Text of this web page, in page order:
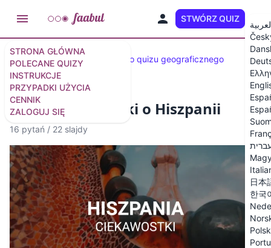
STRONA GŁÓWNA
POLECANE QUIZY
INSTRUKCJE
PRZYPADKI UŻYCIA
CENNIK
ZALOGUJ SIĘ
STWÓRZ QUIZ
日本
한국
Wybrane quizy 30 pytań do quizu geograficznego
Quiz: Ciekawostki o Hiszpanii
16 pytań / 22 slajdy